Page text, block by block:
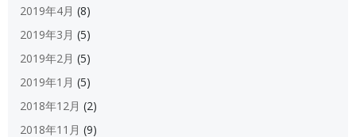
2019年4月 (8)
2019年3月 (5)
2019年2月 (5)
2019年1月 (5)
2018年12月 (2)
2018年11月 (9)